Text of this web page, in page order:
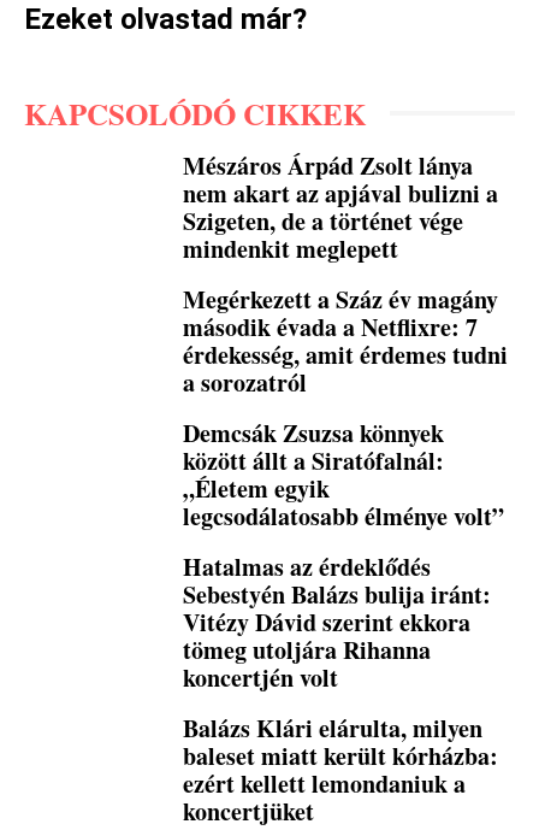
Ezeket olvastad már?
KAPCSOLÓDÓ CIKKEK
Mészáros Árpád Zsolt lánya
nem akart az apjával bulizni a
Szigeten, de a történet vége
mindenkit meglepett
Megérkezett a Száz év magány
második évada a Netflixre: 7
érdekesség, amit érdemes tudni
a sorozatról
Demcsák Zsuzsa könnyek
között állt a Siratófalnál:
„Életem egyik
legcsodálatosabb élménye volt”
Hatalmas az érdeklődés
Sebestyén Balázs bulija iránt:
Vitézy Dávid szerint ekkora
tömeg utoljára Rihanna
koncertjén volt
Balázs Klári elárulta, milyen
baleset miatt került kórházba:
ezért kellett lemondaniuk a
koncertjüket